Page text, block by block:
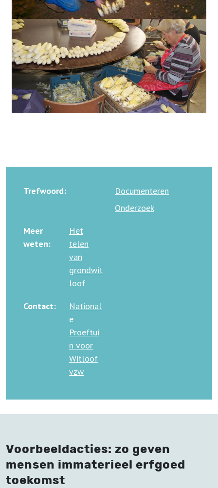
Trefwoord:
Documenteren
Onderzoek
Meer
weten:
Het
telen
van
grondwit
loof
Contact:
National
e
Proeftui
n voor
Witloof
vzw
Voorbeeldacties: zo geven
mensen immaterieel erfgoed
toekomst